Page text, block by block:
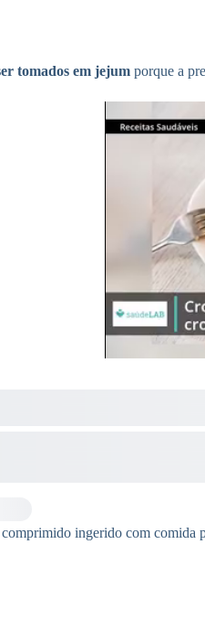
tomados em jejum porque a
ingerido com comida